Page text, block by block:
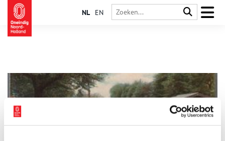
NL EN